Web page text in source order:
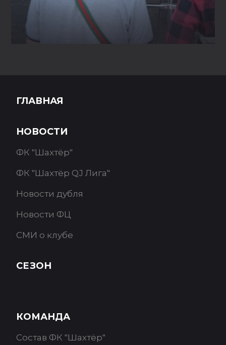
ГЛАВНАЯ
НОВОСТИ
ФК "Шахтёр"
ФК "Шахтёр QJ Лига"
Новости дубля
Новости ФЦ
СМИ о клубе
СЕЗОН
КОМАНДА
Состав ФК "Шахтёр"